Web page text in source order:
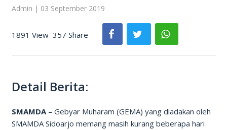
Admin | 03 September 2019
1891 View 357 Share
Detail Berita:
SMAMDA – Gebyar Muharam (GEMA) yang diadakan oleh
SMAMDA Sidoarjo memang masih kurang beberapa hari